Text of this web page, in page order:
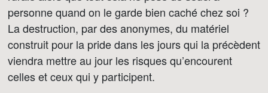
personne quand on le garde bien caché chez soi ?
La destruction, par des anonymes, du matériel
construit pour la pride dans les jours qui la précèdent
viendra mettre au jour les risques qu’encourent
celles et ceux qui y participent.